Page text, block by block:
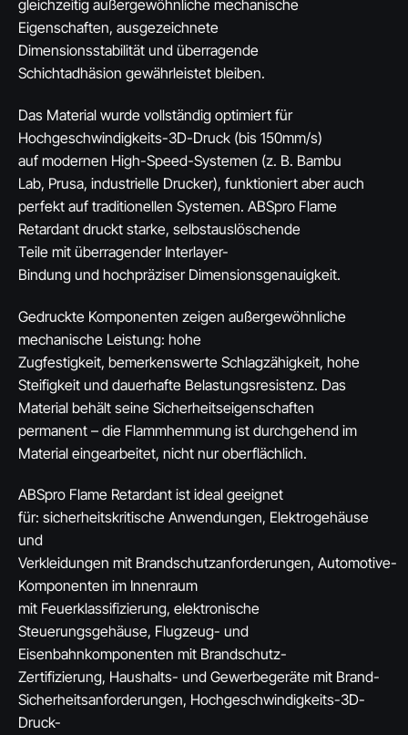
gleichzeitig außergewöhnliche mechanische
Eigenschaften, ausgezeichnete
Dimensionsstabilität und überragende
Schichtadhäsion gewährleistet bleiben.
Das Material wurde vollständig optimiert für
Hochgeschwindigkeits-3D-Druck (bis 150mm/s)
auf modernen High-Speed-Systemen (z. B. Bambu
Lab, Prusa, industrielle Drucker), funktioniert aber auch
perfekt auf traditionellen Systemen. ABSpro Flame
Retardant druckt starke, selbstauslöschende
Teile mit überragender Interlayer-
Bindung und hochpräziser Dimensionsgenauigkeit.
Gedruckte Komponenten zeigen außergewöhnliche
mechanische Leistung: hohe
Zugfestigkeit, bemerkenswerte Schlagzähigkeit, hohe
Steifigkeit und dauerhafte Belastungsresistenz. Das
Material behält seine Sicherheitseigenschaften
permanent – die Flammhemmung ist durchgehend im
Material eingearbeitet, nicht nur oberflächlich.
ABSpro Flame Retardant ist ideal geeignet
für: sicherheitskritische Anwendungen, Elektrogehäuse
und
Verkleidungen mit Brandschutzanforderungen, Automotive-
Komponenten im Innenraum
mit Feuerklassifizierung, elektronische
Steuerungsgehäuse, Flugzeug- und
Eisenbahnkomponenten mit Brandschutz-
Zertifizierung, Haushalts- und Gewerbegeräte mit Brand-
Sicherheitsanforderungen, Hochgeschwindigkeits-3D-
Druck-